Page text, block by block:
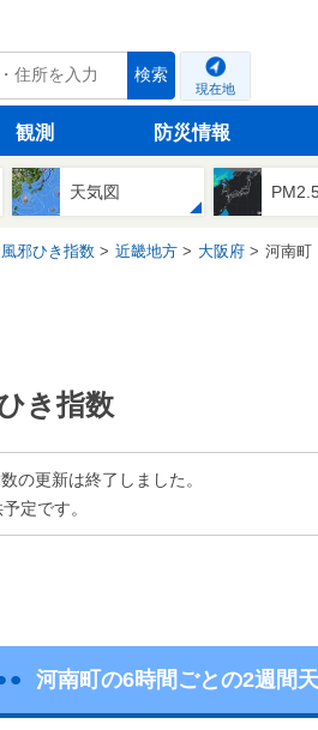
検索
現在地
観測 防災情報
天気図
風邪ひき指数 近畿地方 大阪府 河南町
き指数
の更新は終了しました。
定です。
河南町の6時間ごとの2週間